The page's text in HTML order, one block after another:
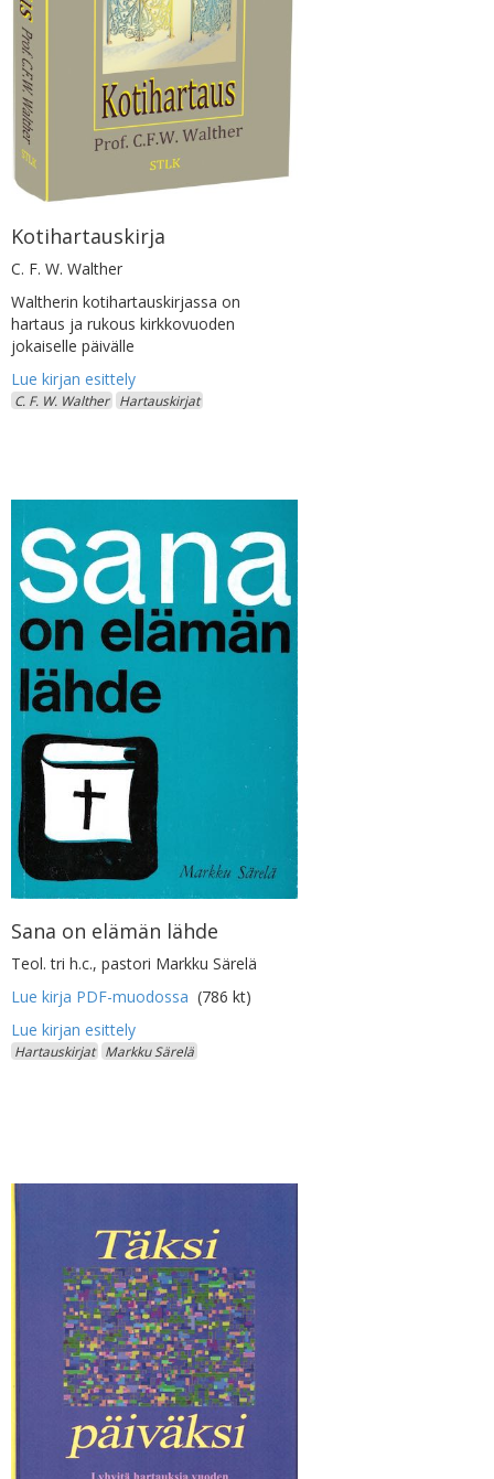
Kotihartauskirja
C. F. W. Walther
Waltherin kotihartauskirjassa on
hartaus ja rukous kirkkovuoden
jokaiselle päivälle
C. F. W. Walther Hartauskirjat
Sana on elämän lähde
Teol. tri h.c., pastori Markku Särelä
Lue kirja PDF-muodossa (786 kt)
Hartauskirjat Markku Särelä